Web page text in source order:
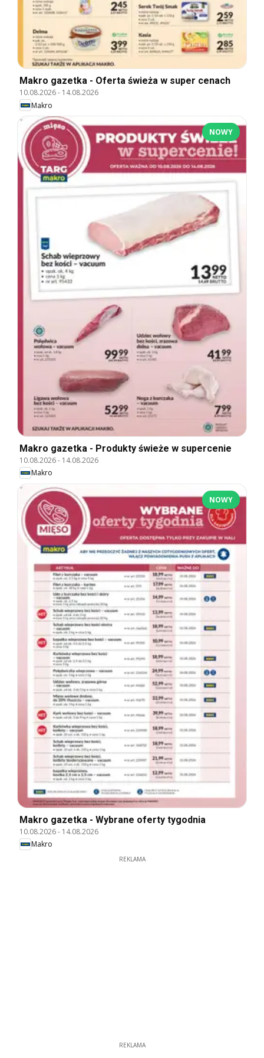
Makro gazetka - Oferta świeża w super cenach
10.08.2026- 14.08.2026
Makro
NOWY
Makro gazetka - Produkty świeże w supercenie
10.08.2026- 14.08.2026
Makro
NOWY
Makro gazetka - Wybrane oferty tygodnia
10.08.2026- 14.08.2026
Makro
REKLAMA
REKLAMA